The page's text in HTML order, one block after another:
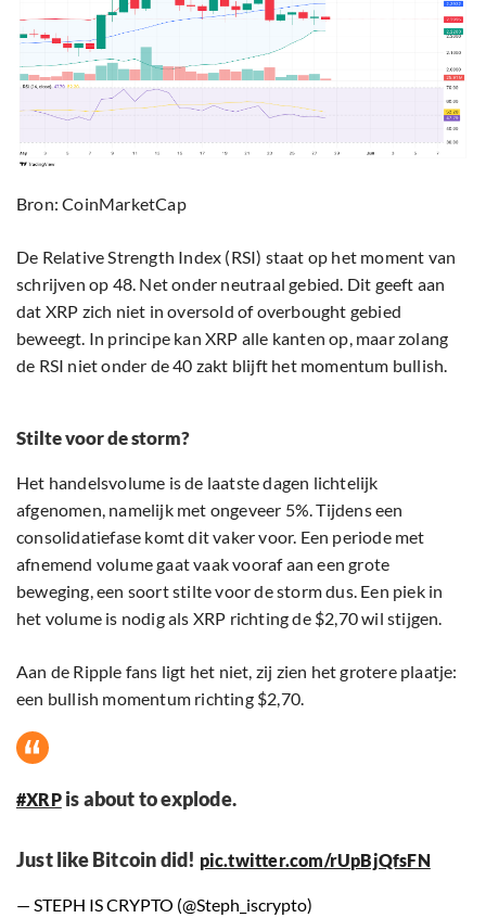
Bron: CoinMarketCap
De Relative Strength Index (RSI) staat op het moment van
schrijven op 48. Net onder neutraal gebied. Dit geeft aan
dat XRP zich niet in oversold of overbought gebied
beweegt. In principe kan XRP alle kanten op, maar zolang
de RSI niet onder de 40 zakt blijft het momentum bullish.
Stilte voor de storm?
Het handelsvolume is de laatste dagen lichtelijk
afgenomen, namelijk met ongeveer 5%. Tijdens een
consolidatiefase komt dit vaker voor. Een periode met
afnemend volume gaat vaak vooraf aan een grote
beweging, een soort stilte voor de storm dus. Een piek in
het volume is nodig als XRP richting de $2,70 wil stijgen.
Aan de Ripple fans ligt het niet, zij zien het grotere plaatje:
een bullish momentum richting $2,70.
#XRPis about to explode.
Just like Bitcoin did! pic.twitter.com/rUpBjQfsFN
— STEPH IS CRYPTO (@Steph_iscrypto)